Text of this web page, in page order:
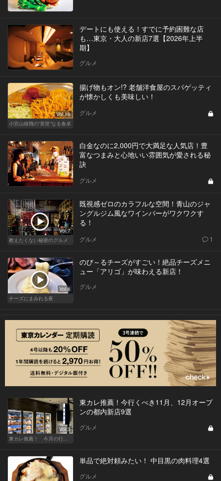
デートにも使える！すでに予約困難な店
も…東京・大人の新店7選【2026年上半
期】
グルメ
Vol.16
小宮山雄飛の“英世”なる食卓
揚げ物もオン!? 老舗洋食屋のスパゲッティ
が懐かしくも美味しい！
グルメ
白金なのに2,000円で大満足な人気店！豊
富なつまみと心地いい雰囲気が愛される秘
訣
グルメ
Vol.7
教えたくない秘密のグルメ
既視感ゼロのカラフルな空間！青山のジャ
ングルジム風なワインバーがワクワクす
る！
グルメ 1
Vol.6
チーズにまみれる夜
のび～るチーズがすごい！絶品チーズメニ
ュー「アリゴ」が味わえる新店！
グルメ
Vol.3
東カレ推薦！ 今月の行くべき店
東カレ推薦！今行くべき11月、12月オープ
ンの都内新店9選
グルメ
単品で絶対頼みたい！ 中目黒の肉料理4選
グルメ